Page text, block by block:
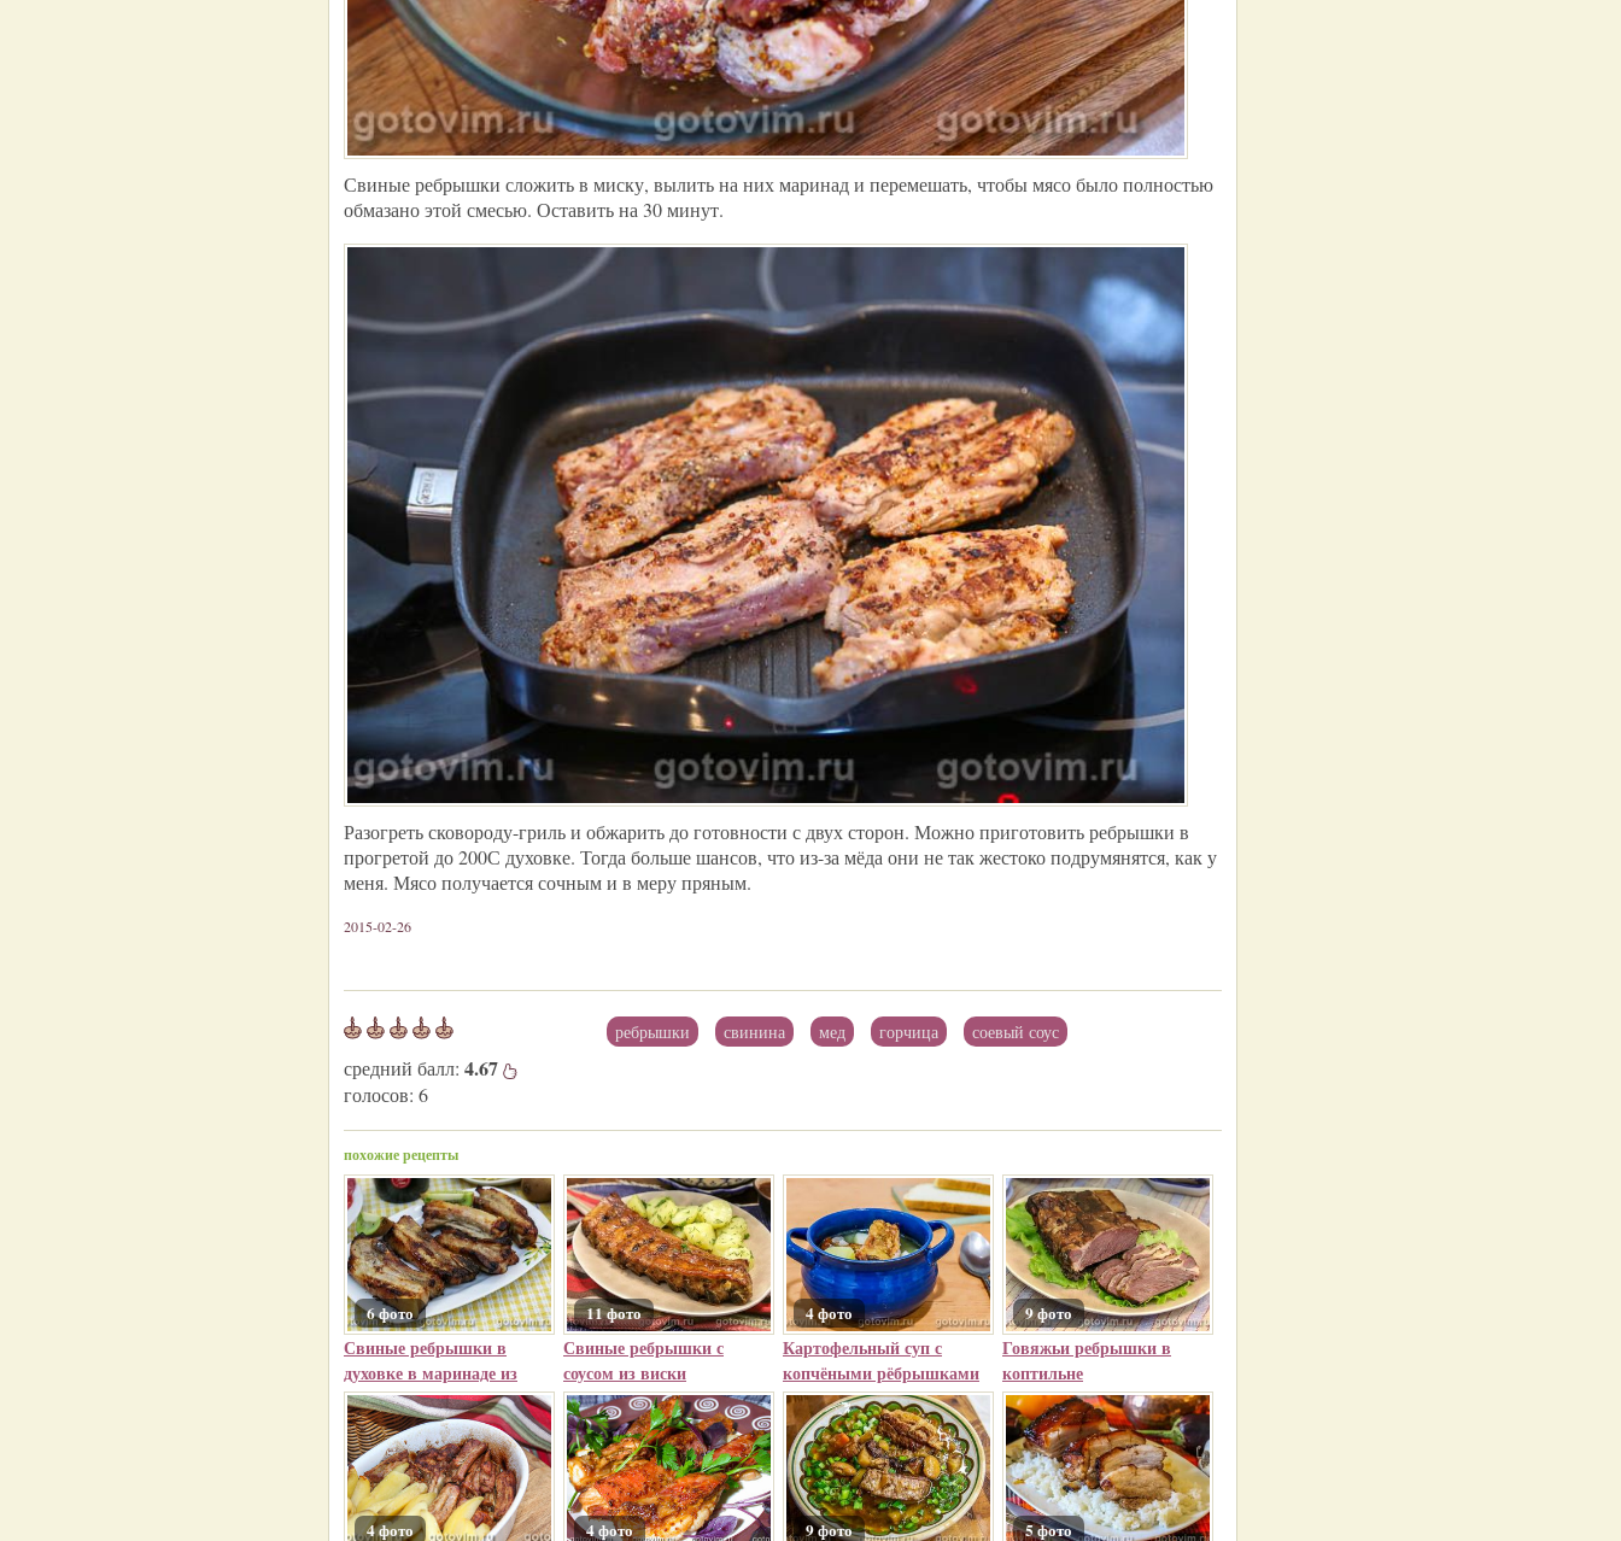
Свиные ребрышки сложить в миску, вылить на них маринад и перемешать, чтобы мясо было полностью
обмазано этой смесью. Оставить на 30 минут.
Разогреть сковороду-гриль и обжарить до готовности с двух сторон. Можно приготовить ребрышки в
прогретой до 200С духовке. Тогда больше шансов, что из-за мёда они не так жестоко подрумянятся, как у
меня. Мясо получается сочным и в меру пряным.
2015-02-26
средний балл: 4.67
голосов: 6
ребрышки свинина мед горчица соевый соус
похожие рецепты
6 фото
Свиные ребрышки в
духовке в маринаде из
11 фото
Свиные ребрышки с
соусом из виски
4 фото
Картофельный суп с
копчёными рёбрышками
9 фото
Говяжьи ребрышки в
коптильне
4 фото 4 фото 9 фото 5 фото